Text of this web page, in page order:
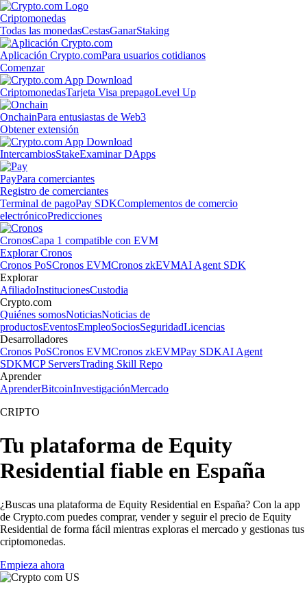
Criptomonedas
Todas las monedasCestasGanarStaking
Aplicación Crypto.comPara usuarios cotidianos
Comenzar
CriptomonedasTarjeta Visa prepagoLevel Up
OnchainPara entusiastas de Web3
Obtener extensión
IntercambiosStakeExaminar DApps
PayPara comerciantes
Registro de comerciantes
Terminal de pagoPay SDKComplementos de comercio
electrónicoPredicciones
CronosCapa 1 compatible con EVM
Explorar Cronos
Cronos PoSCronos EVMCronos zkEVMAI Agent SDK
Explorar
AfiliadoInstitucionesCustodia
Crypto.com
Quiénes somosNoticiasNoticias de
productosEventosEmpleoSociosSeguridadLicencias
Desarrolladores
Cronos PoSCronos EVMCronos zkEVMPay SDKAI Agent
SDKMCP ServersTrading Skill Repo
Aprender
AprenderBitcoinInvestigaciónMercado
CRIPTO
Tu plataforma de Equity
Residential fiable en España
¿Buscas una plataforma de Equity Residential en España? Con la app
de Crypto.com puedes comprar, vender y seguir el precio de Equity
Residential de forma fácil mientras exploras el mercado y gestionas tus
criptomonedas.
Empieza ahora